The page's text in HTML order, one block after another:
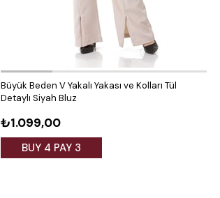
Büyük Beden V Yakalı Yakası ve Kolları Tül
Detaylı Siyah Bluz
₺1.099,00
BUY 4 PAY 3